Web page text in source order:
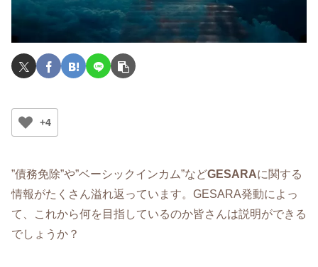
+4
”債務免除”や”ベーシックインカム”などGESARAに関する
情報がたくさん溢れ返っています。GESARA発動によっ
て、これから何を目指しているのか皆さんは説明ができる
でしょうか？